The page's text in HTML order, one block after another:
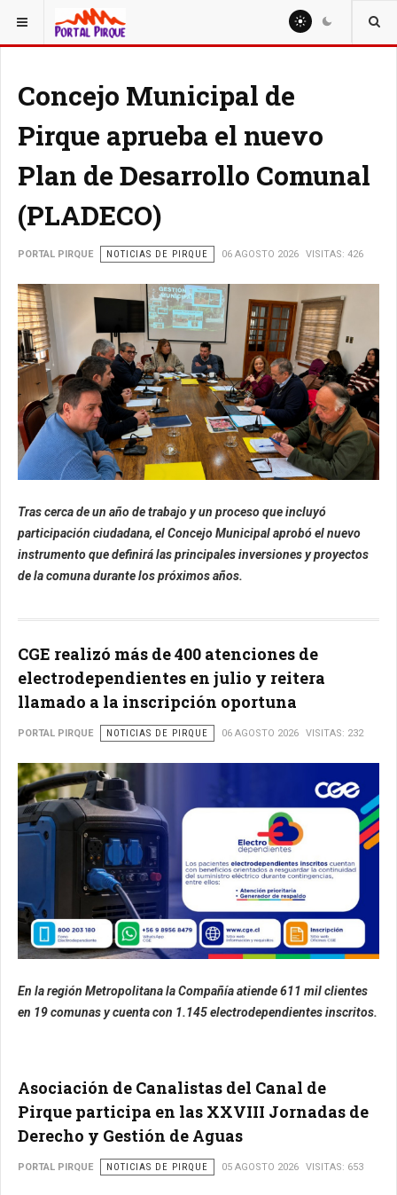
ESTÁ AQUÍ: NOTICIAS
Concejo Municipal de
Pirque aprueba el nuevo
Plan de Desarrollo Comunal
(PLADECO)
PORTAL PIRQUE NOTICIAS DE PIRQUE 06 AGOSTO 2026 VISITAS: 426
Tras cerca de un año de trabajo y un proceso que incluyó
participación ciudadana, el Concejo Municipal aprobó el nuevo
instrumento que definirá las principales inversiones y proyectos
de la comuna durante los próximos años.
CGE realizó más de 400 atenciones de
electrodependientes en julio y reitera
llamado a la inscripción oportuna
PORTAL PIRQUE NOTICIAS DE PIRQUE 06 AGOSTO 2026 VISITAS: 232
En la región Metropolitana la Compañía atiende 611 mil clientes
en 19 comunas y cuenta con 1.145 electrodependientes inscritos.
Asociación de Canalistas del Canal de
Pirque participa en las XXVIII Jornadas de
Derecho y Gestión de Aguas
PORTAL PIRQUE NOTICIAS DE PIRQUE 05 AGOSTO 2026 VISITAS: 653